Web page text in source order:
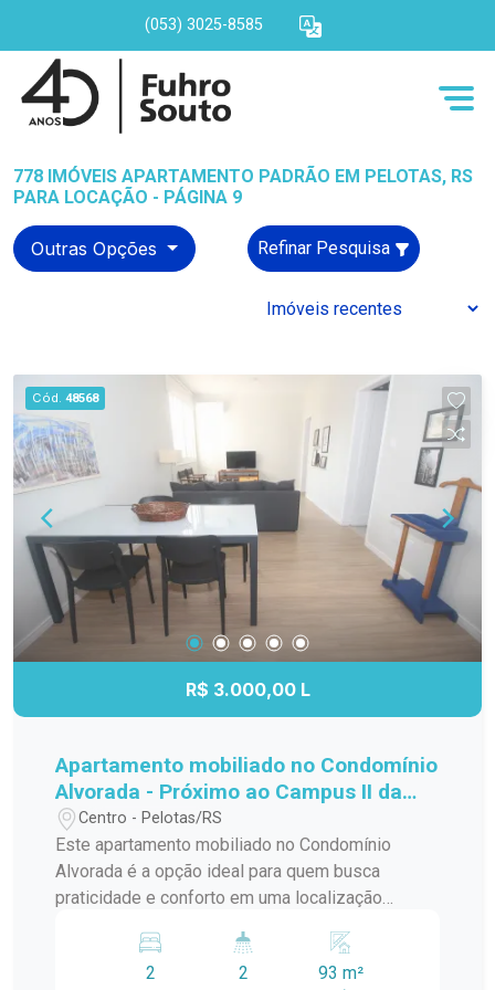
(053) 3025-8585
778 IMÓVEIS APARTAMENTO PADRÃO EM PELOTAS, RS
PARA LOCAÇÃO - PÁGINA 9
Outras Opções Refinar Pesquisa
Cód. 48568
R$ 3.000,00 L
Apartamento mobiliado no Condomínio
Alvorada - Próximo ao Campus II da
UCPel
Centro - Pelotas/RS
Este apartamento mobiliado no Condomínio
Alvorada é a opção ideal para quem busca
praticidade e conforto em uma localização
próximo ao Campus II da UCPel, oferece um
espaço pronto para morar, perfeito para
2 2 93 m²